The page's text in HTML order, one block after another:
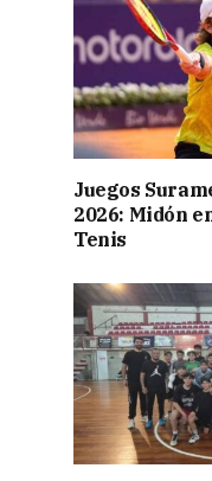
Juegos
2026: Midón
Tenis